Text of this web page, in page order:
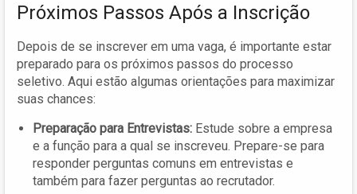
Próximos Passos Após a Inscrição
Depois de se inscrever em uma vaga, é importante estar
preparado para os próximos passos do processo
seletivo. Aqui estão algumas orientações para maximizar
suas chances:
Preparação para Entrevistas: Estude sobre a empresa
e a função para a qual se inscreveu. Prepare-se para
responder perguntas comuns em entrevistas e
também para fazer perguntas ao recrutador.